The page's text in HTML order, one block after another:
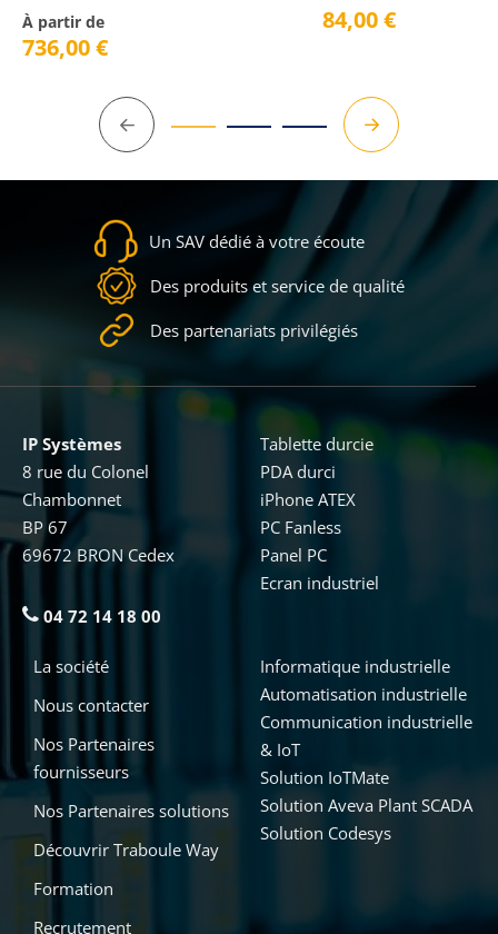
À partir de
736,00€
84,00€
Précédent Suivant
Un SAV dédié à votre écoute
Des produits et service de qualité
Des partenariats privilégiés
IP Systèmes
8 rue du Colonel
Chambonnet
BP 67
69672 BRON Cedex
04 72 14 18 00
Informatique industrielle
Automatisation industrielle
Communication industrielle
& IoT
Solution IoTMate
Solution Aveva Plant SCADA
Solution Codesys
Tablette durcie
PDA durci
iPhone ATEX
PC Fanless
Panel PC
Ecran industriel
La société
Nous contacter
Nos Partenaires
fournisseurs
Nos Partenaires solutions
Découvrir Traboule Way
Formation
Recrutement